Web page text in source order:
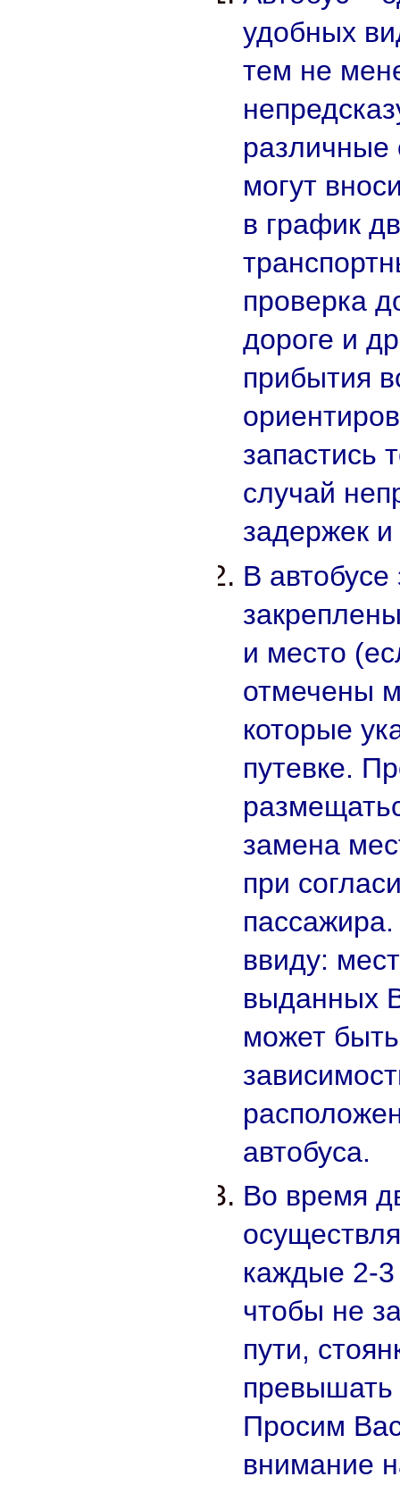
удобных
тем не
различные
могут
в график
проверка
дороге и
прибытия
запастись
случай
задержек
В
и место
отмечены
которые
путевке.
замена
при
ввиду:
выданных
может
автобуса.
Во время
каждые 2-3
чтобы не
пути,
превышать
Просим
внимание